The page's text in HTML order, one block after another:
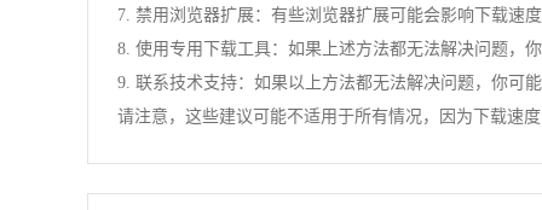
7. 禁用浏览器扩展：有些浏览器扩展可能会影响下载速
8. 使用专用下载工具：如果上述方法都无法解决问题，
9. 联系技术支持：如果以上方法都无法解决问题，你可
请注意，这些建议可能不适用于所有情况，因为下载速